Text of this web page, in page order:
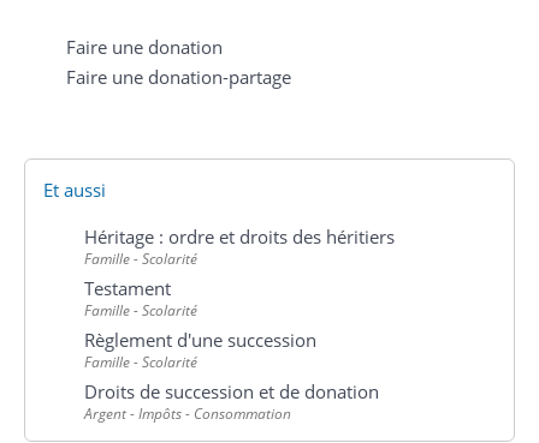
Faire une donation
Faire une donation-partage
Et aussi
Héritage : ordre et droits des héritiers
Famille - Scolarité
Testament
Famille - Scolarité
Règlement d'une succession
Famille - Scolarité
Droits de succession et de donation
Argent - Impôts - Consommation